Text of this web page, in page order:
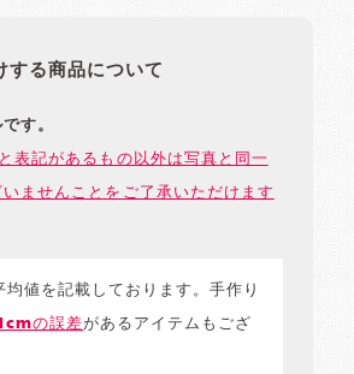
する商品について
す。
表記があるもの以外は写真と同一
ませんことをご了承いただけます
値を記載しております。手作り
の誤差があるアイテムもござ